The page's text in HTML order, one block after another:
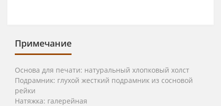
Примечание
Основа для печати: натуральный хлопковый холст
Подрамник: глухой жесткий подрамник из сосновой
рейки
Натяжка: галерейная